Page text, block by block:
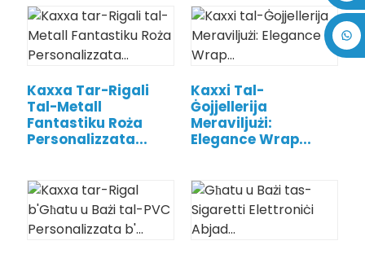
Kaxxa Tar-Rigali
Tal-Metall
Fantastiku Roża
Personalizzata...
Kaxxi Tal-
Ġojjellerija
Meraviljużi:
Elegance Wrap...